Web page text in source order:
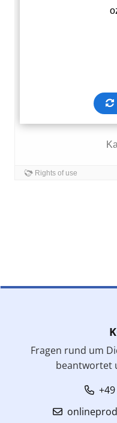
Fragen rund um
beantwortet